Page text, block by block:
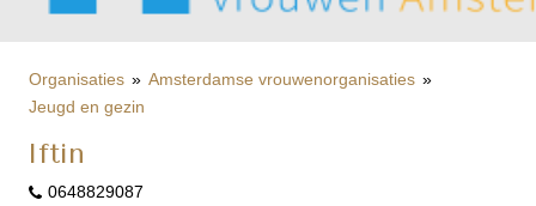
Organisaties
Amsterdamse vrouwenorganisaties
Jeugd en gezin
Iftin
0648829087